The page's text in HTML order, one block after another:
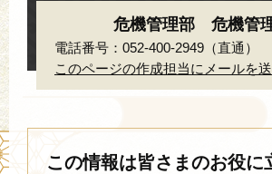
危機管理部 危機管
電話番号：052-400-2949（直通）
このページの作成担当にメールを
この情報は皆さまのお役に